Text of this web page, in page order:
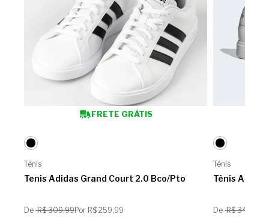
FRETE GRÁTIS
Tênis
Tenis Adidas Grand Court 2.0 Bco/Pto
De R$ 309,99Por R$ 259,99
Tênis
Tênis
De R$ 349,99